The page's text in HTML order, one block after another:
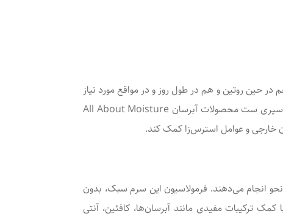
حین روتین و هم در طول روز و در مواقع مورد نیاز
خود حتی در بیرون از منزل از این محصول بر روی پوست صورتتان اسپری کنید تا طراوت و شادابی پیدا کند. همچنین این اسپری ست محصولات آبرسان All About Moisture
خارجی و عوامل استرس‌زا کمک کند.
انجام می‌دهند. فرمولاسیون این سرم سبک، بدون
ترکیبات مفیدی مانند آبرسان‌ها، کافئین، آنتی